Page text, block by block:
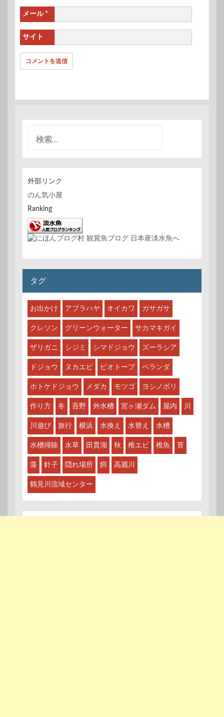
メール *
サイト
外部リンク
のん気小屋
Ranking
タグ
お出かけ アブラハヤ オイカワ ガサガサ
クレソン グリーンウォーター サカマキガイ
ザリガニ シジミ シマドジョウ ズーラシア
ドジョウ ヌカエビ ビオトープ ベランダ
ホトケドジョウ メダカ モツゴ ヨシノボリ
作り方 冬 吾野 外水槽 宮ヶ瀬ダム 屋内 川
川遊び 旅行 横浜 水換え 水替え 水槽
水槽掃除 水草 田貫湖 秋 稚エビ 稚魚 苔
藻 針子 隠れ場所 餌 高麗川
鶴見川流域センター